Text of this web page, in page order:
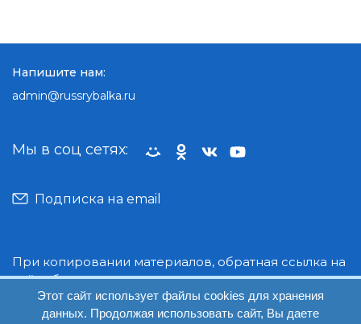
При копировании материалов, обратная ссылка на
сайт обязательна.
© Руссрыбалка: 2018-2026
Мы в соц сетях:
Подписка на email
Напишите нам:
admin@russrybalka.ru
Этот сайт использует файлы cookies для хранения
данных. Продолжая использовать сайт, Вы даете